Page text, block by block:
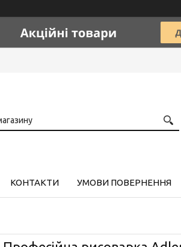
КОНТАКТИ УМОВИ ПОВЕРНЕННЯ